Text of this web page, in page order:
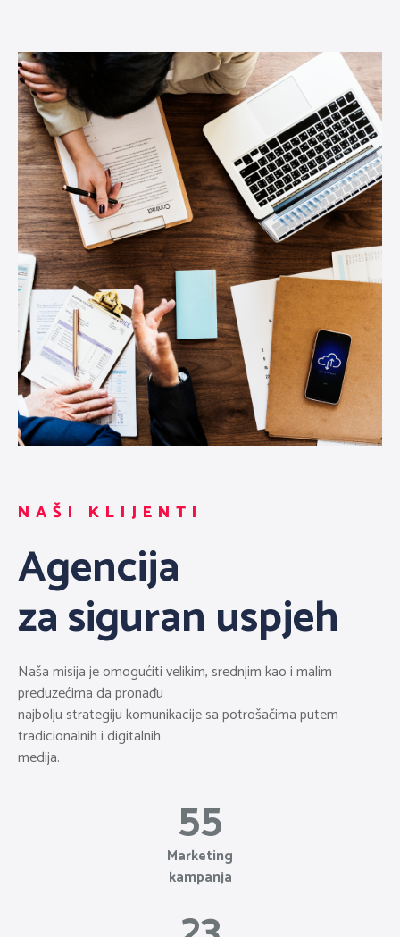
NAŠI KLIJENTI
Agencija
za siguran uspjeh
Naša misija je omogućiti velikim, srednjim kao i malim
preduzećima da pronađu
najbolju strategiju komunikacije sa potrošačima putem
tradicionalnih i digitalnih
medija.
55
Marketing
kampanja